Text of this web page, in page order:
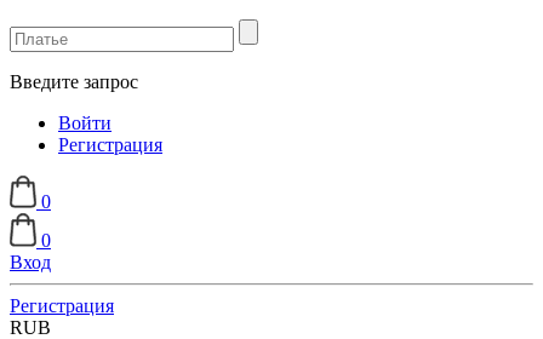
Введите запрос
Войти
Регистрация
0
0
Вход
Регистрация
RUB